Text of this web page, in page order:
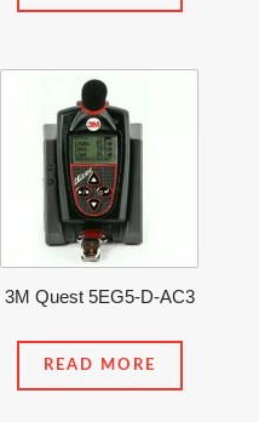
3M Quest 5EG5-D-AC3
READ MORE